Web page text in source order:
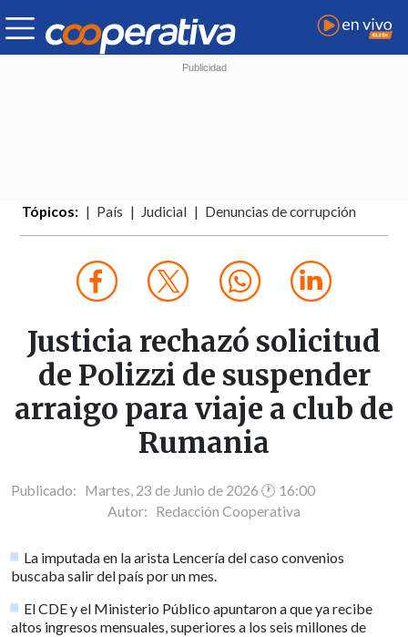
Tópicos: País Judicial Denuncias de corrupción
Justicia rechazó solicitud
de Polizzi de suspender
arraigo para viaje a club de
Rumania
Publicado: Martes, 23 de Junio de 2026 🕐 16:00
Autor: Redacción Cooperativa
La imputada en la arista Lencería del caso convenios
buscaba salir del país por un mes.
El CDE y el Ministerio Público apuntaron a que ya recibe
altos ingresos mensuales, superiores a los seis millones de